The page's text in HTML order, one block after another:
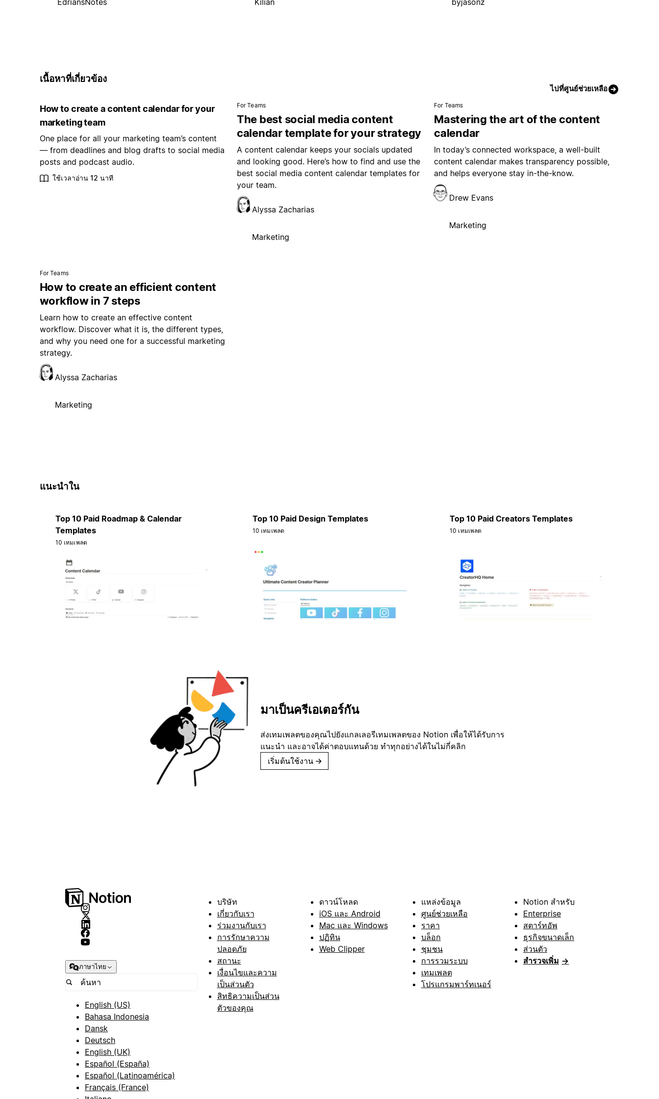
เนื้อหาที่เกี่ยวข้อง
ไปที่ศูนย์ช่วยเหลือ
How to create a content calendar for your
marketing team
One place for all your marketing team’s content
— from deadlines and blog drafts to social media
posts and podcast audio.
ใช้เวลาอ่าน 12 นาที
For Teams
The best social media content
calendar template for your strategy
A content calendar keeps your socials updated
and looking good. Here’s how to find and use the
best social media content calendar templates for
your team.
Alyssa Zacharias
Marketing
For Teams
Mastering the art of the content
calendar
In today’s connected workspace, a well-built
content calendar makes transparency possible,
and helps everyone stay in-the-know.
Drew Evans
Marketing
For Teams
How to create an efficient content
workflow in 7 steps
Learn how to create an effective content
workflow. Discover what it is, the different types,
and why you need one for a successful marketing
strategy.
Alyssa Zacharias
Marketing
แนะนำใน
Top 10 Paid Roadmap & Calendar
Templates
10 เทมเพลต
Top 10 Paid Design Templates
10 เทมเพลต
Top 10 Paid Creators Templates
10 เทมเพลต
มาเป็นครีเอเตอร์กัน
ส่งเทมเพลตของคุณไปยังแกลเลอรีเทมเพลตของ Notion เพื่อให้ได้รับการ
แนะนำ และอาจได้ค่าตอบแทนด้วย ทำทุกอย่างได้ในไม่กี่คลิก
เริ่มต้นใช้งาน →
ภาษาไทย
English (US)
Bahasa Indonesia
Dansk
Deutsch
English (UK)
Español (España)
Español (Latinoamérica)
Français (France)
บริษัท
เกี่ยวกับเรา
ร่วมงานกับเรา
การรักษาความ
ปลอดภัย
สถานะ
เงื่อนไขและความ
เป็นส่วนตัว
สิทธิความเป็นส่วน
ตัวของคุณ
ดาวน์โหลด
iOS และ Android
Mac และ Windows
ปฏิทิน
Web Clipper
แหล่งข้อมูล
ศูนย์ช่วยเหลือ
ราคา
บล็อก
ชุมชน
การรวมระบบ
เทมเพลต
โปรแกรมพาร์ทเนอร์
Notion สำหรับ
Enterprise
สตาร์ทอัพ
ธุรกิจขนาดเล็ก
ส่วนตัว
สำรวจเพิ่ม →